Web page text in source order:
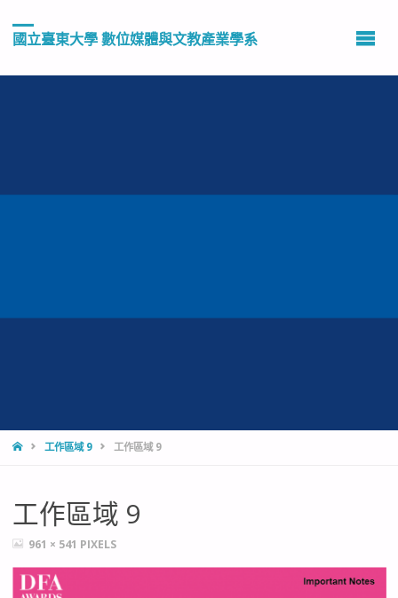
國立臺東大學 數位媒體與文教產業學系
HOME工作區域 9 工作區域 9
工作區域 9
FULL961 × 541 PIXELS